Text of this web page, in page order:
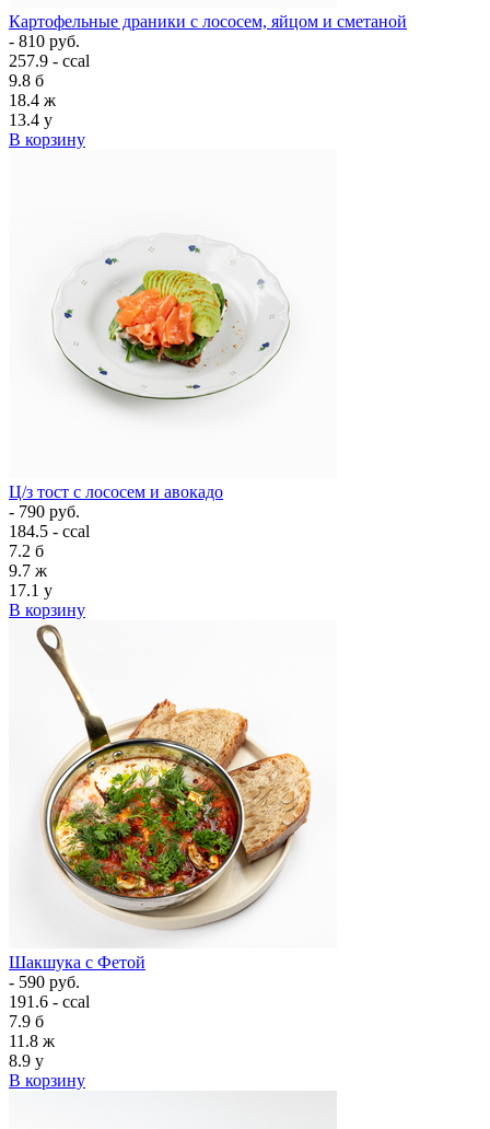
Картофельные драники с лососем, яйцом и сметаной
- 810 руб.
257.9 - ccal
9.8 б
18.4 ж
13.4 у
В корзину
Ц/з тост с лососем и авокадо
- 790 руб.
184.5 - ccal
7.2 б
9.7 ж
17.1 у
В корзину
Шакшука с Фетой
- 590 руб.
191.6 - ccal
7.9 б
11.8 ж
8.9 у
В корзину